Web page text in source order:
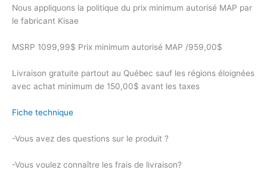
Nous appliquons la politique du prix minimum autorisé MAP par
le fabricant Kisae
MSRP 1099,99$ Prix minimum autorisé MAP /959,00$
Livraison gratuite partout au Québec sauf les régions éloignées
avec achat minimum de 150,00$ avant les taxes
Fiche technique
-Vous avez des questions sur le produit ?
-Vous voulez connaître les frais de livraison?